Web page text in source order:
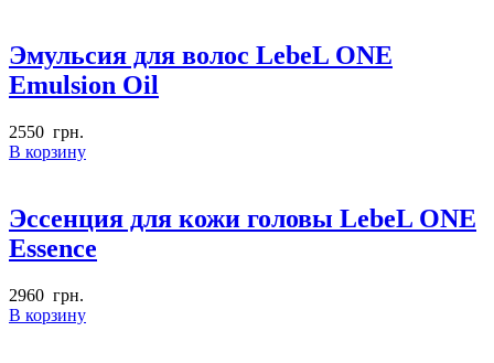
Эмульсия для волос LebeL ONE
Emulsion Oil
2550 грн.
В корзину
Эссенция для кожи головы LebeL ONE
Essence
2960 грн.
В корзину